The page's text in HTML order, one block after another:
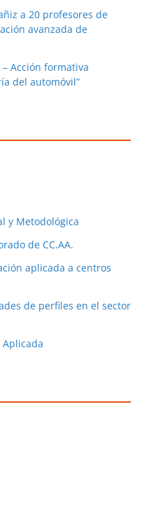
a 20 profesores de
avanzada de
Acción formativa
del automóvil”
y Metodológica
de CC.AA.
aplicada a centros
de perfiles en el sector
Aplicada